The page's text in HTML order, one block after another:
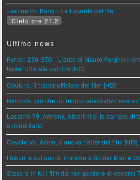
Jeanne Du Barry - La Favorita del Re
Cielo ore 21.2
Ultime news
Ferrari 250 GTO - L'auto di Mauro Forghieri
trailer ufficiale del film [HD]
Couture, il trailer ufficiale del film [HD]
Nimrods, più che un biopic celebrativo una
Locarno 79: Armony, Albertini si fa cantore di
e minoritario
Coyote Vs. Acme, il nuovo trailer del film [HD]
Hokum è sul podio, insieme a Spider Man e
Stasera in tv: i film da non perdere di venerdì